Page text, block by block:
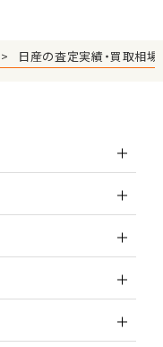
日産の査定実績・買取相場